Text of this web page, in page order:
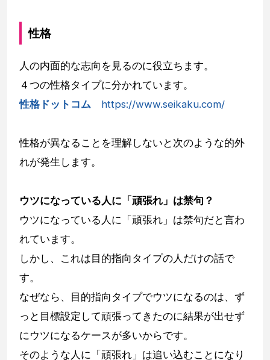
性格
人の内面的な志向を見るのに役立ちます。
４つの性格タイプに分かれています。
性格ドットコム
https://www.seikaku.com/
性格が異なることを理解しないと次のような的外
れが発生します。
ウツになっている人に「頑張れ」は禁句？
ウツになっている人に「頑張れ」は禁句だと言わ
れています。
しかし、これは目的指向タイプの人だけの話で
す。
なぜなら、目的指向タイプでウツになるのは、ず
っと目標設定して頑張ってきたのに結果が出せず
にウツになるケースが多いからです。
そのような人に「頑張れ」は追い込むことになり